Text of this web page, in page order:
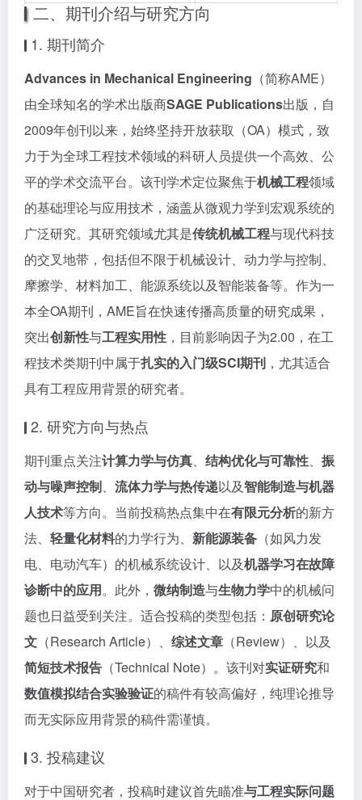
二、期刊介绍与研究方向
1. 期刊简介
Advances in Mechanical Engineering （简称AME）
由全球知名的学术出版商SAGE Publications出版，自
2009年创刊以来，始终坚持开放获取（OA）模式，致
力于为全球工程技术领域的科研人员提供一个高效、公
平的学术交流平台。该刊学术定位聚焦于机械工程领域
的基础理论与应用技术，涵盖从微观力学到宏观系统的
广泛研究。其研究领域尤其是传统机械工程与现代科技
的交叉地带，包括但不限于机械设计、动力学与控制、
摩擦学、材料加工、能源系统以及智能装备等。作为一
本全OA期刊，AME旨在快速传播高质量的研究成果，
突出创新性与工程实用性 ，目前影响因子为2.00，在工
程技术类期刊中属于扎实的入门级SCI期刊 ，尤其适合
具有工程应用背景的研究者。
2. 研究方向与热点
期刊重点关注计算力学与仿真、 结构优化与可靠性、 振
动与噪声控制、 流体力学与热传递以及智能制造与机器
人技术等方向。当前投稿热点集中在有限元分析的新方
法、 轻量化材料的力学行为、 新能源装备 （如风力发
电、电动汽车）的机械系统设计、以及机器学习在故障
诊断中的应用。此外， 微纳制造与生物力学中的机械问
题也日益受到关注。适合投稿的类型包括： 原创研究论
文 （Research Article）、 综述文章 （Review）、以及
简短技术报告 （Technical Note）。该刊对实证研究和
数值模拟结合实验验证的稿件有较高偏好，纯理论推导
而无实际应用背景的稿件需谨慎。
3. 投稿建议
对于中国研究者，投稿时建议首先瞄准与工程实际问题